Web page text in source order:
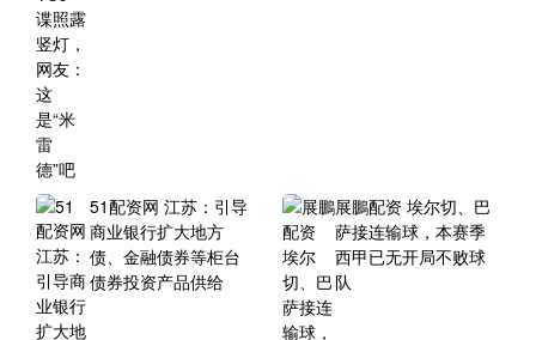
51配资网 江苏：引导
商业银行扩大地方
债、金融债券等柜台
债券投资产品供给
展鵬配资 埃尔切、巴
萨接连输球，本赛季
西甲已无开局不败球
队